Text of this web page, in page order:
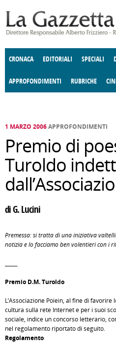
CRONACA EDITORIALI SPECIALI
APPROFONDIMENTI
E SPETTACOLI POLITICA
RUBRICHE
DELLE IDEE FATTI DELLO SPIRITO
1 MARZO 2006APPROFONDIMENTI
Premio di
Turoldo
di G. Lucini
Premessa: si tratta di una iniziativa
notizia e lo facciamo ben volentieri con i
Premio D.M. Turoldo
L’Associazione Poiein, al fine di favorire
cultura sulla rete Internet e per i suoi
sociale, indice un concorso letterario,
nel regolamento riportato di seguito.
Regolamento